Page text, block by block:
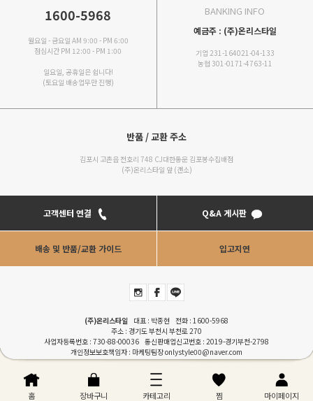
홈 장바구니 카테고리 찜 마이페이지
1600-5968
월요일 - 금요일 AM 9:00 - PM 6:00
점심시간 PM 12:00 - PM 1:00
일요일, 공휴일은 쉽니다!
(토요일 배송업무만 진행)
BANKING INFO
예금주 : (주)온리스타일
기업 231-164021-04-133
농협 301-0171-4763-11
반품 / 교환 주소
김포시 고촌읍 전호리 748 CJ대한통운 김포봉수집배점
(주)온리스타일 앞 (갠소)
고객센터 연결 Q&A 게시판
배송 및 반품/교환 가이드 입고지연
(주)온리스타일 대표 : 박종현 전화 : 1600-5968
주소 : 경기도 부천시 부천로 270
사업자등록번호 : 730-88-00036 통신판매업신고번호 : 2019-경기부천-2798
개인정보보호책임자 : 마케팅팀장onlystyle00@naver.com
COPYRIGHTⓒONLYSTYLE. ALL RIGHT RESERVERD. Designed byRENEWWAVE
이용안내
개인정보처리방침 PC버젼